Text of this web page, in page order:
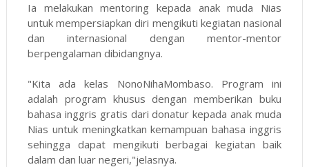
Ia melakukan mentoring kepada anak muda Nias
untuk mempersiapkan diri mengikuti kegiatan nasional
dan internasional dengan mentor-mentor
berpengalaman dibidangnya.
"Kita ada kelas NonoNihaMombaso. Program ini
adalah program khusus dengan memberikan buku
bahasa inggris gratis dari donatur kepada anak muda
Nias untuk meningkatkan kemampuan bahasa inggris
sehingga dapat mengikuti berbagai kegiatan baik
dalam dan luar negeri,"jelasnya.